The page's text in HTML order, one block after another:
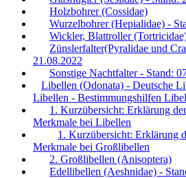
Holzbohrer (Cossidae)
Wurzelbohrer (Hepialidae) -
Wickler, Blattroller
Zünslerfalter(Pyralidae und
21.08.2022
Sonstige Nachtfalter - Stand:
Libellen (Odonata) - Deutsche
Libellen - Bestimmungshilfen
1. Kurzübersicht: Erklärung
Merkmale bei Libellen
1. Kurzübersicht: Erklärung
Merkmale bei Großlibellen
2. Großlibellen (Anisoptera)
Edellibellen (Aeshnidae) -